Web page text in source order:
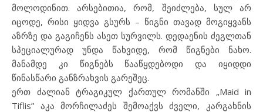
მოლოდინით. არსებითია, რომ, შეიძლება, სულ არ
იცოდე, რისი ყიდვა გსურს – წიგნი თავად მოგიყვანს
აზრზე და გაგიჩენს ასეთ სურვილს. დედაენის ძეგლთან
სპეციალურად უნდა წახვიდე, რომ წიგნები ნახო.
მანამდე კი წიგნებს წააწყდებოდი და იყიდდი
წინასწარი განზრახვის გარეშეც.
ერთ ძალიან ტრაგიკულ ქართულ რომანში „Maid in
Tiflis” აკა მორჩილაძეს შემოაქვს ძველი, კარგახნის